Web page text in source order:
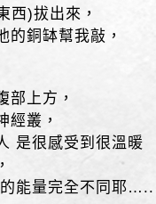
西)拔出來，
的銅缽幫我敲，
部上方，
經叢，
是很感受到很溫暖
能量完全不同耶…..